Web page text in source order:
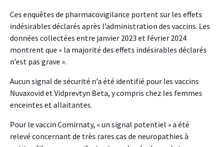
Ces enquêtes de pharmacovigilance portent sur les effets
indésirables déclarés après l’administration des vaccins. Les
données collectées entre janvier 2023 et février 2024
montrent que « la majorité des effets indésirables déclarés
n’est pas grave ».
Aucun signal de sécurité n’a été identifié pour les vaccins
Nuvaxovid et Vidprevtyn Beta, y compris chez les femmes
enceintes et allaitantes.
Pour le vaccin Comirnaty, « un signal potentiel » a été
relevé concernant de très rares cas de neuropathies à